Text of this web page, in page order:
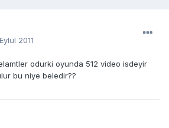
2011
odurki oyunda 512 video isdeyir
bu niye beledir??